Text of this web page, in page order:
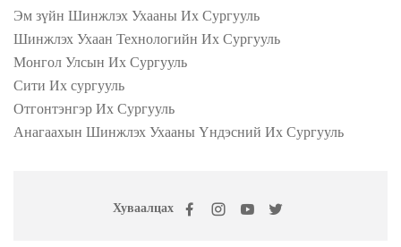
Эм зүйн Шинжлэх Ухааны Их Сургууль
Шинжлэх Ухаан Технологийн Их Сургууль
Монгол Улсын Их Сургууль
Сити Их сургууль
Отгонтэнгэр Их Сургууль
Анагаахын Шинжлэх Ухааны Үндэсний Их Сургууль
Хуваалцах